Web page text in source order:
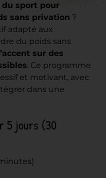
sport pour
sans privation ?
adapté aux
du poids sans
sur des
. Ce programme
et motivant, avec
dans une
5 jours (30